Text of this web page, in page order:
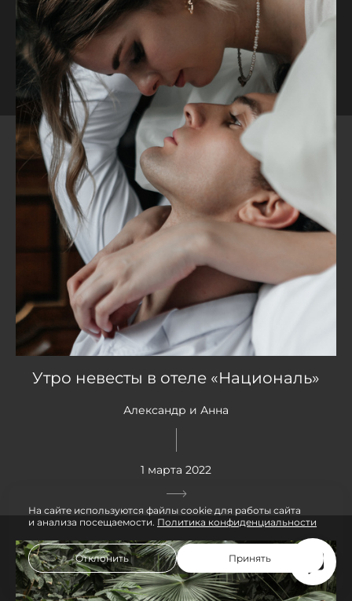
Утро невесты в отеле «Националь»
Александр и Анна
1 марта 2022
На сайте используются файлы cookie для работы сайта
и анализа посещаемости. Политика конфиденциальности
Отклонить Принять